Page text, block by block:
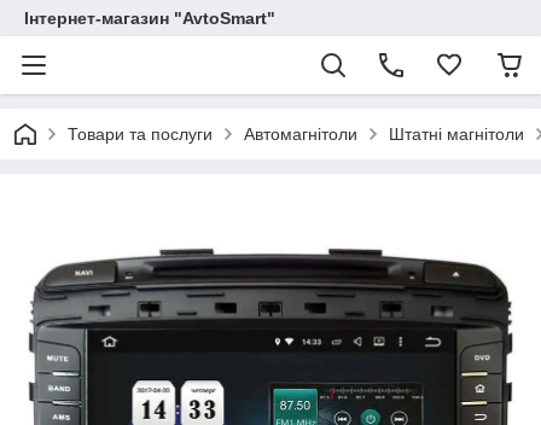
Інтернет-магазин "AvtoSmart"
Товари та послуги Автомагнітоли Штатні магнітоли